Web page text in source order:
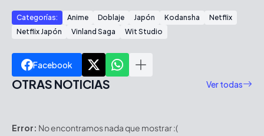
Categorías: Anime Doblaje Japón Kodansha
Netflix
Netflix Japón
Vinland Saga Wit Studio
Facebook
OTRAS NOTICIAS Ver todas
Error: No encontramos nada que mostrar :(